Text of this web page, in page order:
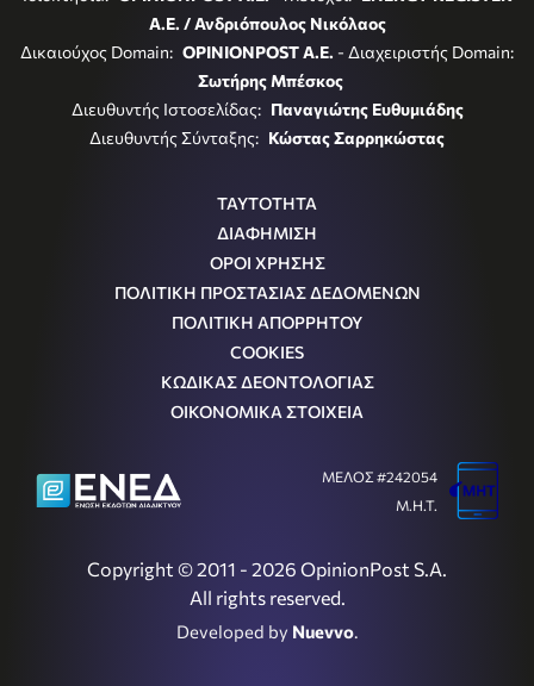
Α.Ε. / Ανδριόπουλος Νικόλαος
Δικαιούχος Domain: OPINIONPOST A.E. - Διαχειριστής Domain:
Σωτήρης Μπέσκος
Διευθυντής Ιστοσελίδας: Παναγιώτης Ευθυμιάδης
Διευθυντής Σύνταξης: Κώστας Σαρρηκώστας
ΤΑΥΤΟΤΗΤΑ
ΔΙΑΦΗΜΙΣΗ
ΟΡΟΙ ΧΡΗΣΗΣ
ΠΟΛΙΤΙΚΗ ΠΡΟΣΤΑΣΙΑΣ ΔΕΔΟΜΕΝΩΝ
ΠΟΛΙΤΙΚΗ ΑΠΟΡΡΗΤΟΥ
COOKIES
ΚΩΔΙΚΑΣ ΔΕΟΝΤΟΛΟΓΙΑΣ
ΟΙΚΟΝΟΜΙΚΑ ΣΤΟΙΧΕΙΑ
Copyright © 2011 - 2026 OpinionPost S.A.
All rights reserved.
Developed by Nuevvo.
ΜΕΛΟΣ #242054
Μ.Η.Τ.